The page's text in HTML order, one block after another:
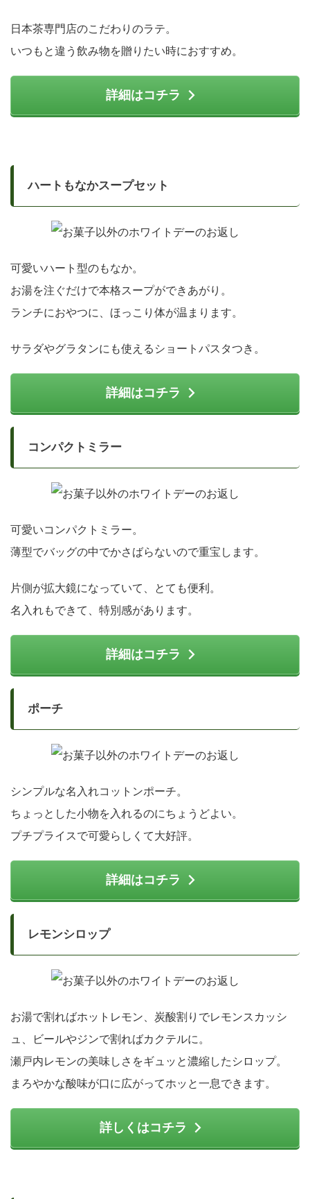
日本茶専門店のこだわりのラテ。
いつもと違う飲み物を贈りたい時におすすめ。
詳細はコチラ
ハートもなかスープセット
可愛いハート型のもなか。
お湯を注ぐだけで本格スープができあがり。
ランチにおやつに、ほっこり体が温まります。
サラダやグラタンにも使えるショートパスタつき。
詳細はコチラ
コンパクトミラー
可愛いコンパクトミラー。
薄型でバッグの中でかさばらないので重宝します。
片側が拡大鏡になっていて、とても便利。
名入れもできて、特別感があります。
詳細はコチラ
ポーチ
シンプルな名入れコットンポーチ。
ちょっとした小物を入れるのにちょうどよい。
プチプライスで可愛らしくて大好評。
詳細はコチラ
レモンシロップ
お湯で割ればホットレモン、炭酸割りでレモンスカッシ
ュ、ビールやジンで割ればカクテルに。
瀬戸内レモンの美味しさをギュッと濃縮したシロップ。
まろやかな酸味が口に広がってホッと一息できます。
詳しくはコチラ